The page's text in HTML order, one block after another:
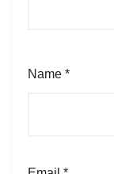
Name *